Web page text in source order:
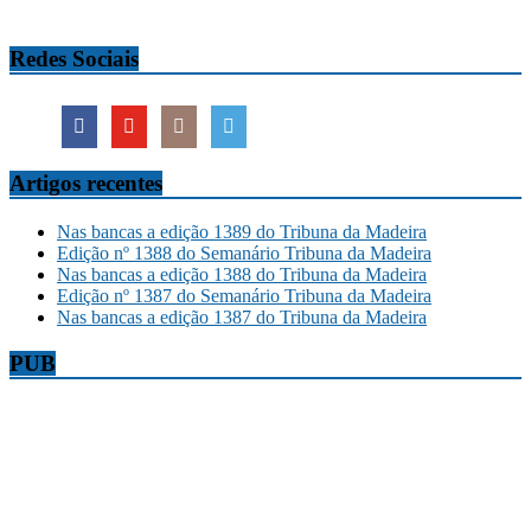
Redes Sociais
Artigos recentes
Nas bancas a edição 1389 do Tribuna da Madeira
Edição nº 1388 do Semanário Tribuna da Madeira
Nas bancas a edição 1388 do Tribuna da Madeira
Edição nº 1387 do Semanário Tribuna da Madeira
Nas bancas a edição 1387 do Tribuna da Madeira
PUB